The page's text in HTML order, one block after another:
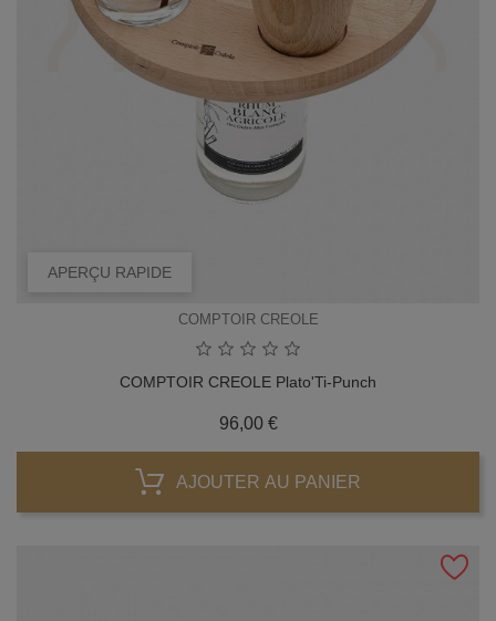
APERÇU RAPIDE
COMPTOIR CREOLE
COMPTOIR CREOLE Plato'Ti-Punch
96,00 €Prix
AJOUTER AU PANIER